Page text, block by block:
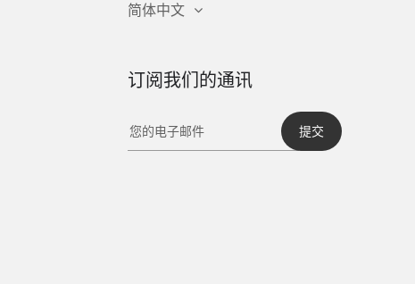
简体中文
订阅我们的通讯
提交